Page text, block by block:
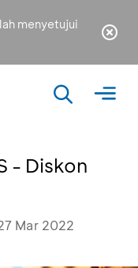
menyetujui
- Diskon
Mar 2022